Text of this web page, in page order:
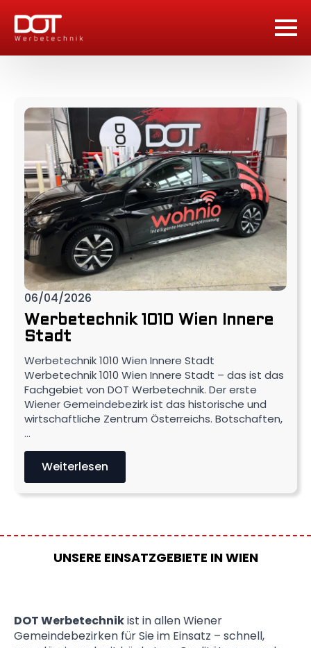
Werbetechnik 1010 Wien Innere
Stadt
06/04/2026
Werbetechnik 1010 Wien Innere Stadt
Werbetechnik 1010 Wien Innere Stadt – das ist das
Fachgebiet von DOT Werbetechnik. Der erste
Wiener Gemeindebezirk ist das historische und
wirtschaftliche Zentrum Österreichs. Botschaften,
…
Weiterlesen
UNSERE EINSATZGEBIETE IN WIEN
DOT Werbetechnikist in allen Wiener
Gemeindebezirken für Sie im Einsatz – schnell,